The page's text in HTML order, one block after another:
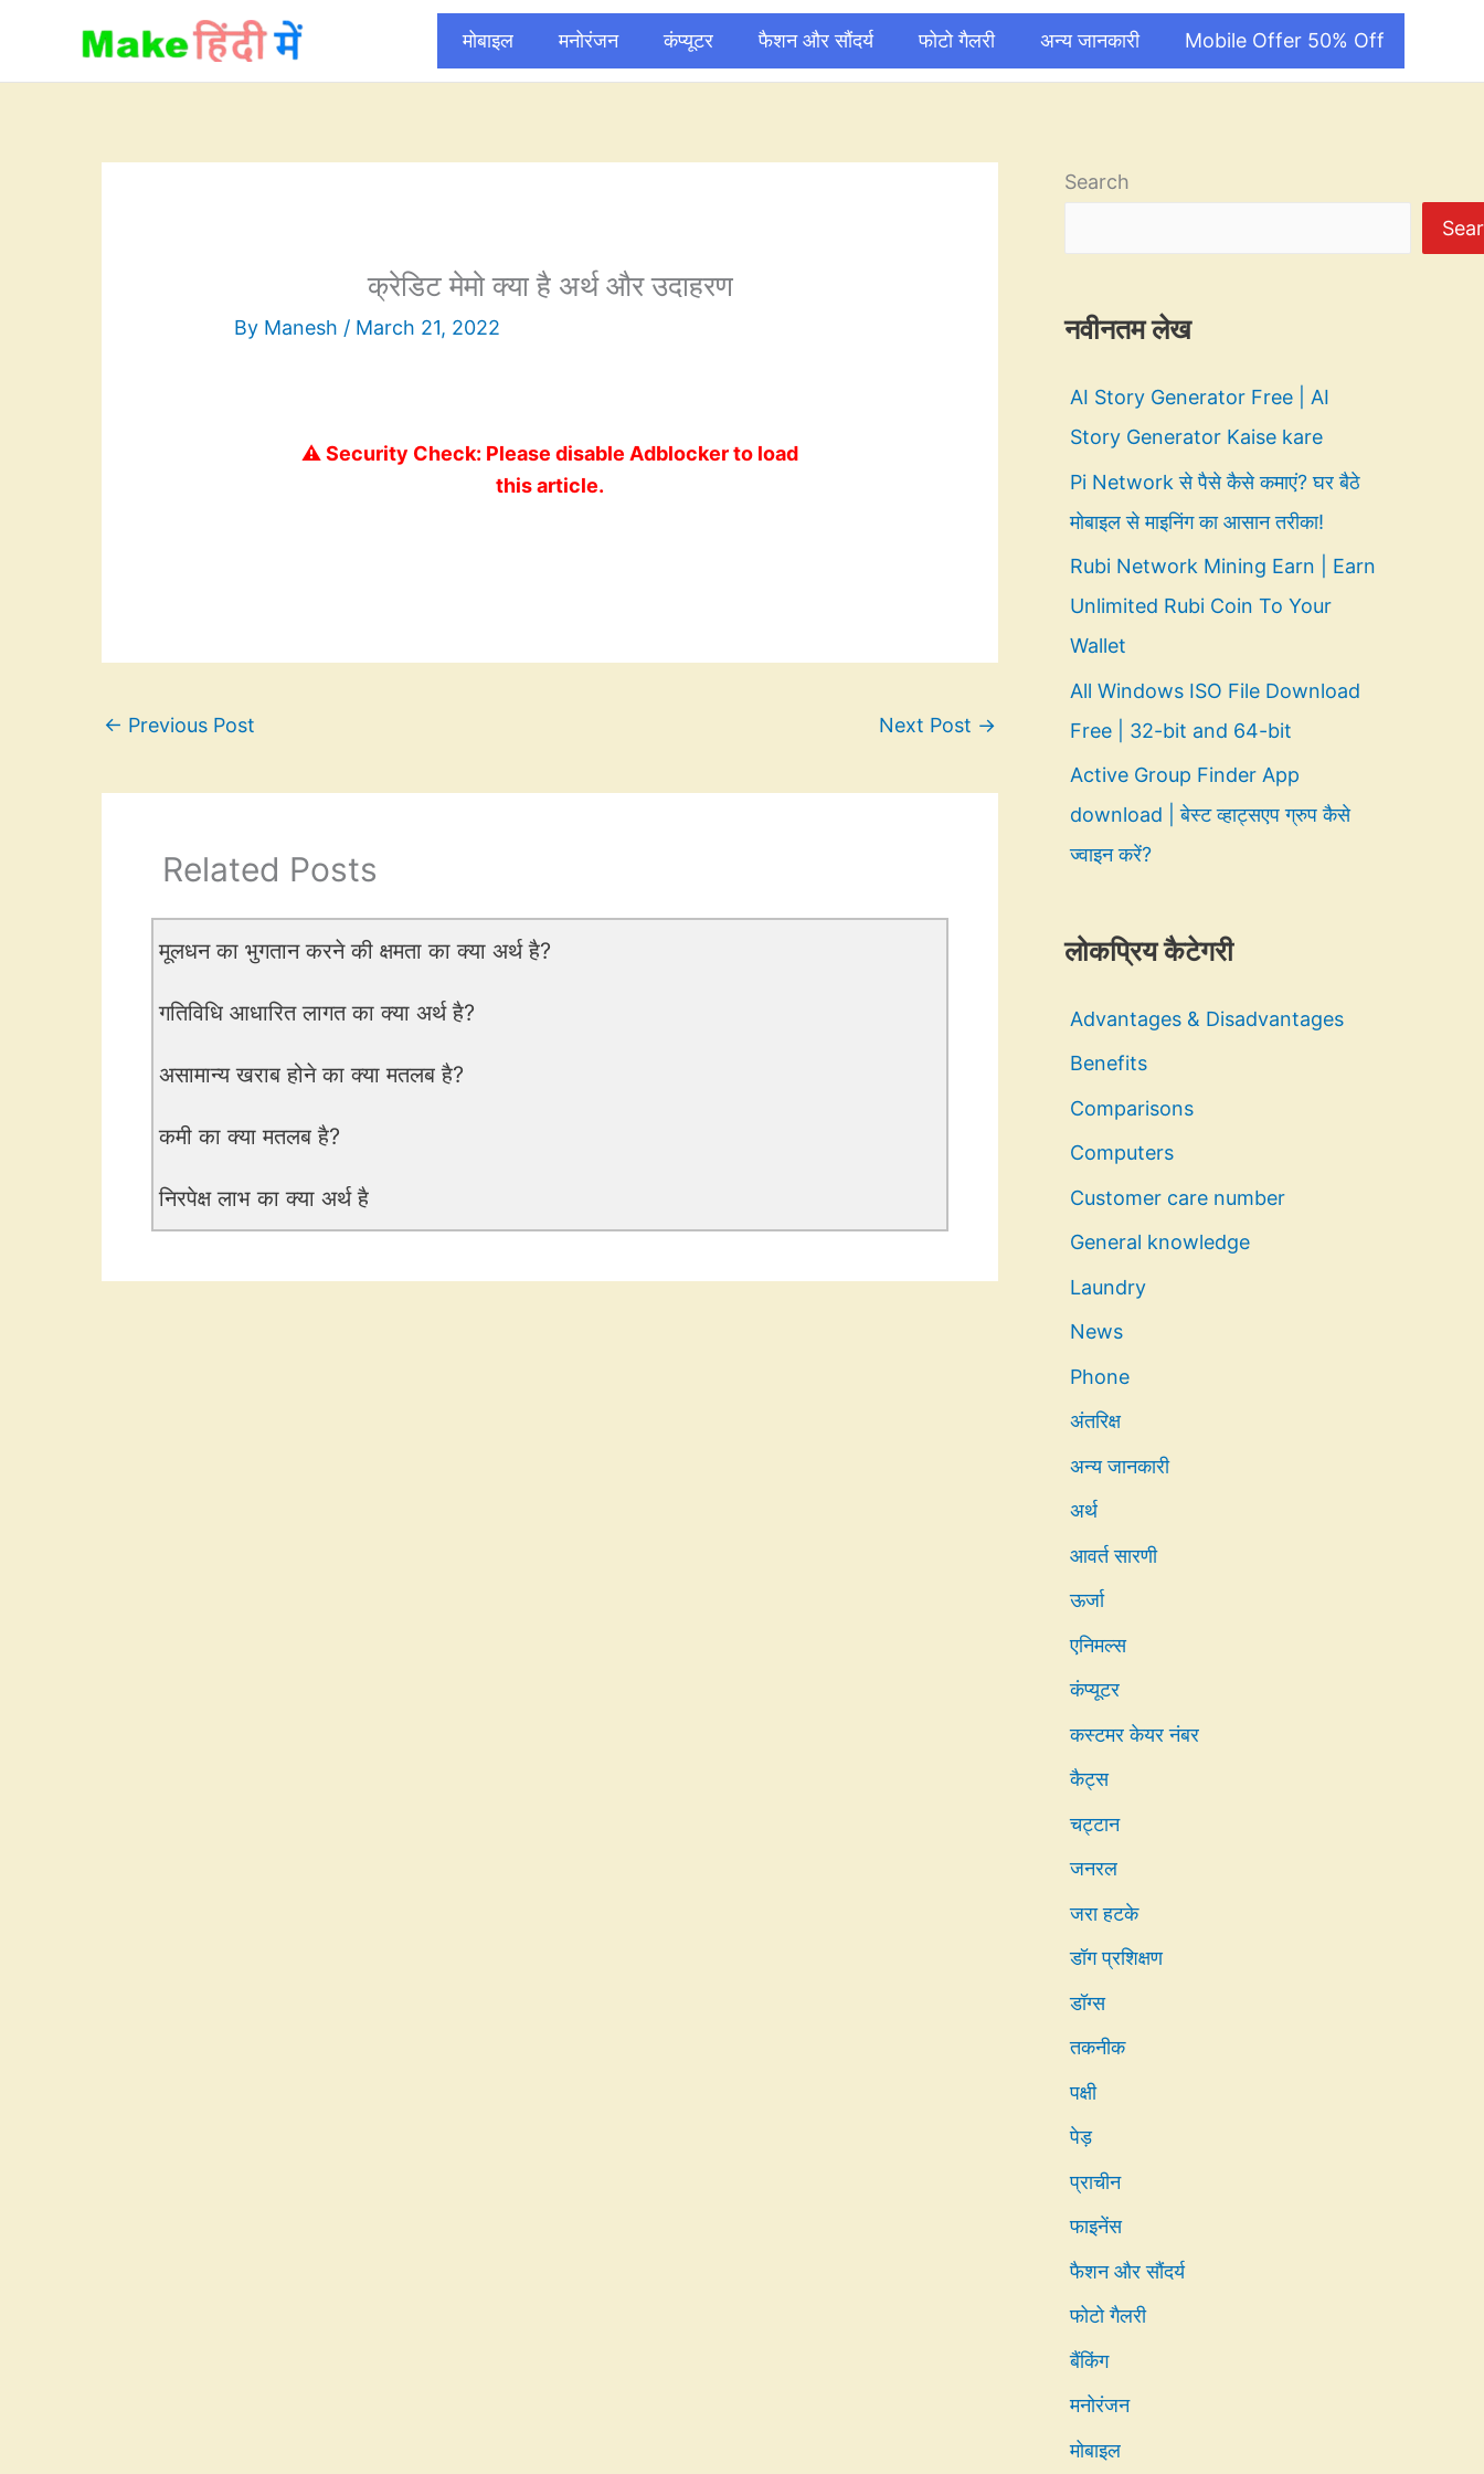
content
मोबाइल मनोरंजन कंप्यूटर फैशन और सौंदर्य फोटो गैलरी अन्य जानकारी Mobile Offer 50% Off
क्रेडिट मेमो क्या है अर्थ और उदाहरण
By Manesh / March 21, 2022
⚠️ Security Check: Please disable Adblocker to load
this article.
← Previous Post Next Post →
Related Posts
मूलधन का भुगतान करने की क्षमता का क्या अर्थ है?
गतिविधि आधारित लागत का क्या अर्थ है?
असामान्य खराब होने का क्या मतलब है?
कमी का क्या मतलब है?
निरपेक्ष लाभ का क्या अर्थ है
Search
नवीनतम लेख
AI Story Generator Free | AI
Story Generator Kaise kare
Pi Network से पैसे कैसे कमाएं? घर बैठे
मोबाइल से माइनिंग का आसान तरीका!
Rubi Network Mining Earn | Earn
Unlimited Rubi Coin To Your
Wallet
All Windows ISO File Download
Free | 32-bit and 64-bit
Active Group Finder App
download | बेस्ट व्हाट्सएप ग्रुप कैसे
ज्वाइन करें?
लोकप्रिय कैटेगरी
Advantages & Disadvantages
Benefits
Comparisons
Computers
Customer care number
General knowledge
Laundry
News
Phone
अंतरिक्ष
अन्य जानकारी
अर्थ
आवर्त सारणी
ऊर्जा
एनिमल्स
कंप्यूटर
कस्टमर केयर नंबर
कैट्स
चट्टान
जनरल
जरा हटके
डॉग प्रशिक्षण
डॉग्स
तकनीक
पक्षी
पेड़
प्राचीन
फाइनेंस
फैशन और सौंदर्य
फोटो गैलरी
बैंकिंग
मनोरंजन
मोबाइल